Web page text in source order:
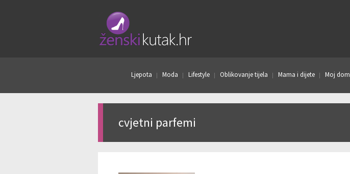
Ljepota Moda Lifestyle Oblikovanje tijela Mama i dijete Moj dom
cvjetni parfemi